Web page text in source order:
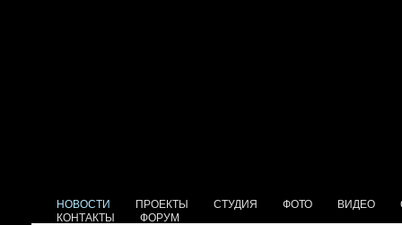
НОВОСТИ ПРОЕКТЫ СТУДИЯ ФОТО ВИДЕО
КОНТАКТЫ
ФОРУМ